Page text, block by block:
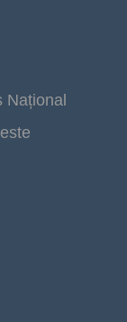
Național